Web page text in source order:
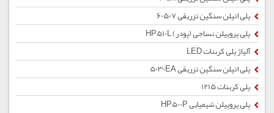
پلی اتیلن سنگین تزریقی 60507
پلی پروپیلن نساجی (پودر) HP510L
آلیاژ پلی کربنات LED
پلی اتیلن سنگین تزریقی 5030EA
پلی کربنات 1215
پلی پروپیلن شیمیایی HP500P